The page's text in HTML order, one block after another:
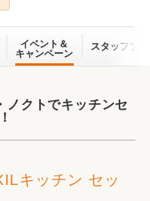
イベント＆
キャンペーン
スタッフブ
ノクトでキッチンセ
キッチン セッ